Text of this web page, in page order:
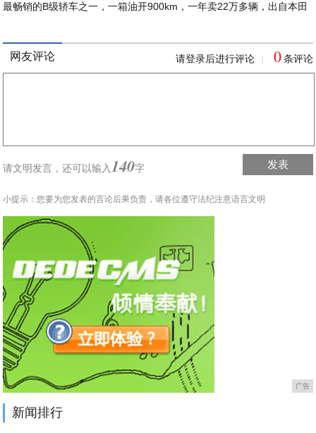
最畅销的B级轿车之一，一箱油开900km，一年卖22万多辆，出自本田
网友评论 请登录后进行评论 0 条评论
请文明发言，还可以输入 140字 发表
小提示：您要为您发表的言论后果负责，请各位遵守法纪注意语言文明
广告
新闻排行